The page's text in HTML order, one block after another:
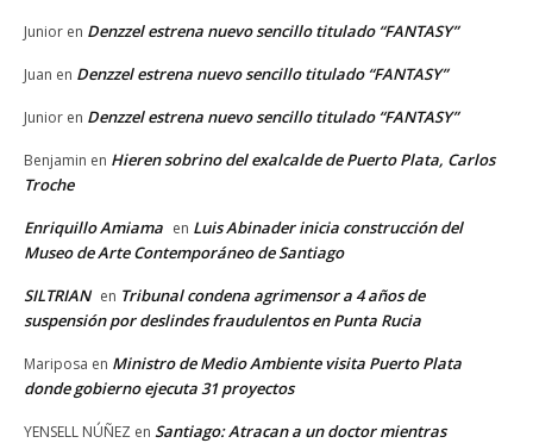
Junior en Denzzel estrena nuevo sencillo titulado “FANTASY”
Juan en Denzzel estrena nuevo sencillo titulado “FANTASY”
Junior en Denzzel estrena nuevo sencillo titulado “FANTASY”
Benjamin en Hieren sobrino del exalcalde de Puerto Plata, Carlos
Troche
Enriquillo Amiama en Luis Abinader inicia construcción del
Museo de Arte Contemporáneo de Santiago
SILTRIAN en Tribunal condena agrimensor a 4 años de
suspensión por deslindes fraudulentos en Punta Rucia
Mariposa en Ministro de Medio Ambiente visita Puerto Plata
donde gobierno ejecuta 31 proyectos
YENSELL NÚÑEZ en Santiago: Atracan a un doctor mientras